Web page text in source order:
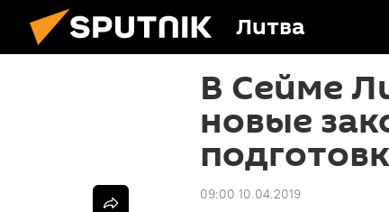
Литва
В Сейме
новые
09:00 10.04.2019